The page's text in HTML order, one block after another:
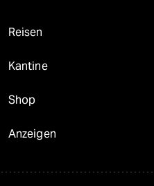
Reisen
Kantine
Shop
Anzeigen